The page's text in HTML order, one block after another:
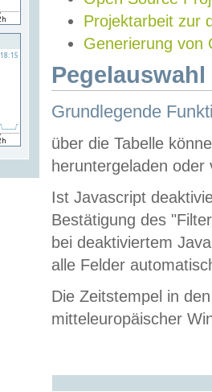
Projektarbeit zur
Generierung von
Grundlegende
über die Tabelle
heruntergeladen oder
Ist Javascript
Bestätigung des
bei deaktiviertem
alle Felder
Die Zeitstempel in
mitteleuropäischer